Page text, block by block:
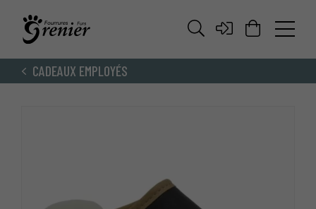
CADEAUX EMPLOYÉS